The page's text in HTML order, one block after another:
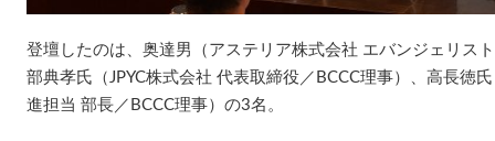
登壇したのは、奥達男（アステリア株式会社 エバンジェリス
部典孝氏（JPYC株式会社 代表取締役／BCCC理事）、高長徳
進担当 部長／BCCC理事）の3名。